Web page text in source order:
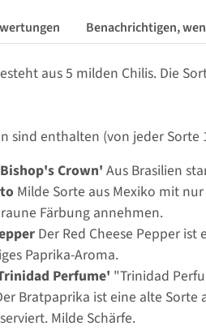
Benachrichtigen,
aus 5 milden Chilis. Die
sind enthalten (von jeder Sorte
Crown' Aus Brasilien
Milde Sorte aus Mexiko mit
Färbung annehmen.
Der Red Cheese Pepper
Paprika-Aroma.
Perfume' "Trinidad
Bratpaprika ist eine alte
Milde Schärfe.